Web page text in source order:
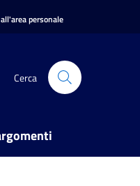
personale
Cerca